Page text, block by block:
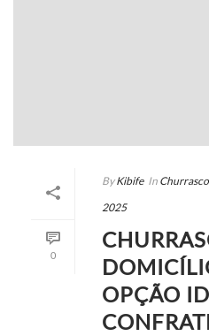
0
By Kibife In
2025
OPÇÃO